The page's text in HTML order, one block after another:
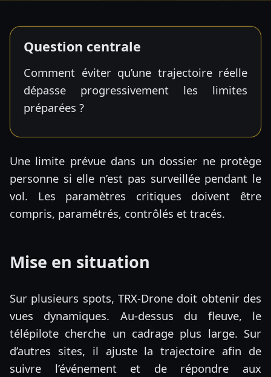
Question centrale
Comment éviter qu’une trajectoire réelle
dépasse progressivement les limites
préparées ?
Une limite prévue dans un dossier ne protège
personne si elle n’est pas surveillée pendant le
vol. Les paramètres critiques doivent être
compris, paramétrés, contrôlés et tracés.
Mise en situation
Sur plusieurs spots, TRX-Drone doit obtenir des
vues dynamiques. Au-dessus du fleuve, le
télépilote cherche un cadrage plus large. Sur
d’autres sites, il ajuste la trajectoire afin de
suivre l’événement et de répondre aux